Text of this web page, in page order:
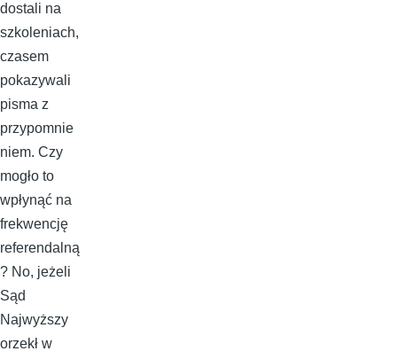
dostali na
szkoleniach,
czasem
pokazywali
pisma z
przypomnie
niem. Czy
mogło to
wpłynąć na
frekwencję
referendalną
? No, jeżeli
Sąd
Najwyższy
orzekł w